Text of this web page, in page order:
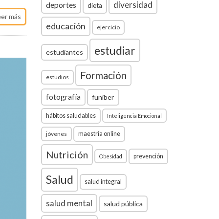
más
deportes dieta diversidad
educación ejercicio
estudiantes estudiar
estudios Formación
fotografía funiber
hábitos saludables Inteligencia Emocional
jóvenes maestría online
Nutrición Obesidad prevención
Salud salud integral
salud mental salud pública